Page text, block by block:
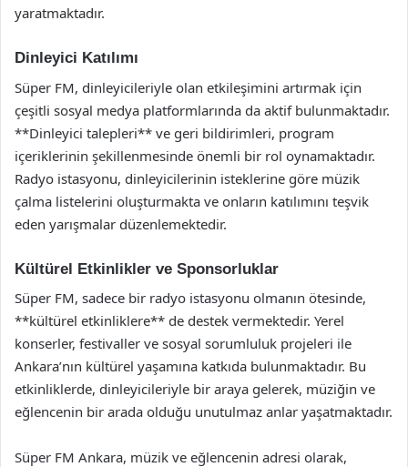
yaratmaktadır.
Dinleyici Katılımı
Süper FM, dinleyicileriyle olan etkileşimini artırmak için
çeşitli sosyal medya platformlarında da aktif bulunmaktadır.
**Dinleyici talepleri** ve geri bildirimleri, program
içeriklerinin şekillenmesinde önemli bir rol oynamaktadır.
Radyo istasyonu, dinleyicilerinin isteklerine göre müzik
çalma listelerini oluşturmakta ve onların katılımını teşvik
eden yarışmalar düzenlemektedir.
Kültürel Etkinlikler ve Sponsorluklar
Süper FM, sadece bir radyo istasyonu olmanın ötesinde,
**kültürel etkinliklere** de destek vermektedir. Yerel
konserler, festivaller ve sosyal sorumluluk projeleri ile
Ankara’nın kültürel yaşamına katkıda bulunmaktadır. Bu
etkinliklerde, dinleyicileriyle bir araya gelerek, müziğin ve
eğlencenin bir arada olduğu unutulmaz anlar yaşatmaktadır.
Süper FM Ankara, müzik ve eğlencenin adresi olarak,